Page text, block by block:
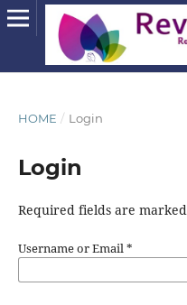
HOME / Login
Login
Required fields are
Username or Email*